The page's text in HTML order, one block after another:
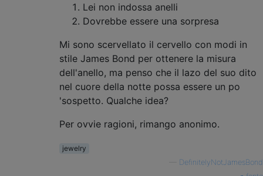
Lei non indossa anelli
Dovrebbe essere una sorpresa
Mi sono scervellato il cervello con modi in
stile James Bond per ottenere la misura
dell'anello, ma penso che il lazo del suo dito
nel cuore della notte possa essere un po
'sospetto. Qualche idea?
Per ovvie ragioni, rimango anonimo.
jewelry
DefinitelyNotJamesBond